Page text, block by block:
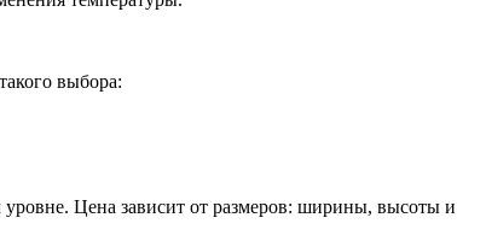
выбора:
Цена зависит от размеров: ширины, высоты и